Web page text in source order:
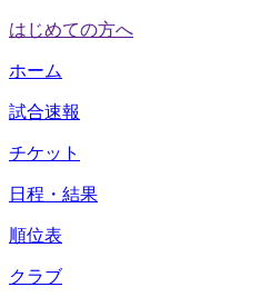
はじめての方へ
ホーム
試合速報
チケット
日程・結果
順位表
クラブ